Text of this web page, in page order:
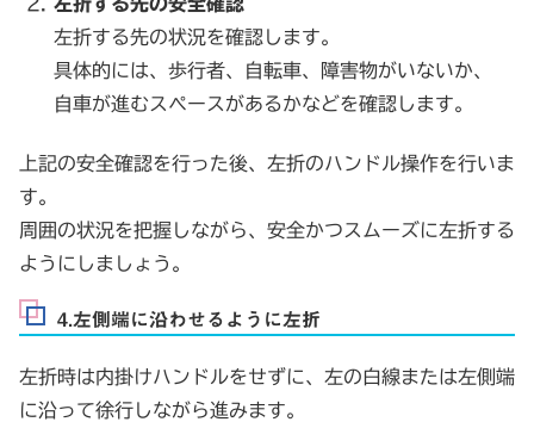
左折する先の状況を確認します。
具体的には、歩行者、自転車、障害物がいないか、
自車が進むスペースがあるかなどを確認します。
上記の安全確認を行った後、左折のハンドル操作を行いま
す。
周囲の状況を把握しながら、安全かつスムーズに左折する
ようにしましょう。
4.左側端に沿わせるように左折
左折時は内掛けハンドルをせずに、左の白線または左側端
に沿って徐行しながら進みます。